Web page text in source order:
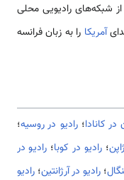
شبکه‌های رادیویی محلی
آمریکا را به زبان فرانسه
در کانادا؛رادیو در روسیه؛
؛رادیو در کوبا؛ رادیو در
؛ رادیو در آرژانتین؛ رادیو